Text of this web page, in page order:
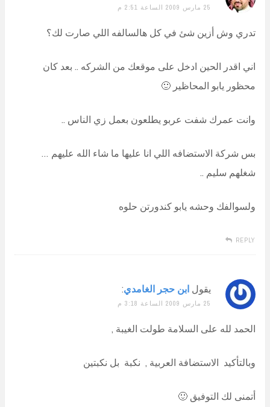
25 مارس 2009 الساعة 2:51 م
تدري وش أزين شئ في كل هالسالفه اللي صارت لك؟
اني اقدر الحين ادخل على موقعك من الشركه .. بعد كان
محظور يابو المحاظير 🙂
وانت عمرك شفت عربو يطلعون بعمل زي الناس ..
بس شركة الاستضافه اللي انا عليها ما شاء الله عليهم …
شغلهم سليم ..
ولسوالفك وحشه يابو كندورتن حلوه
REPLY
يقول ابن حجر الغامدي:
25 مارس 2009 الساعة 3:18 م
الحمد لله على السلامة طولت الغيبة ,
وبالتأكيد الاستضافة العربية , نكبة بل نكبتين
أتمنى لك التوفيق 🙂